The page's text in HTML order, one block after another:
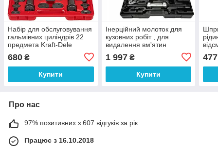
Набір для обслуговування
гальмівних циліндрів 22
предмета Kraft-Dele
680 ₴
Купити
Інерційний молоток для
кузовних робіт , для
видалення вм'ятин
1 997₴
Купити
477
Про нас
97% позитивних з 607 відгуків за рік
Працює з 16.10.2018